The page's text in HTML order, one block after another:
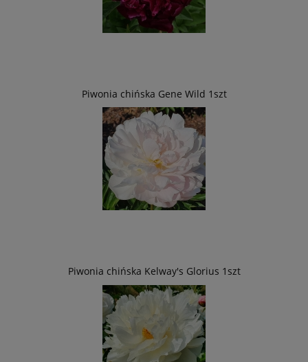
Piwonia chińska Gene Wild 1szt
Piwonia chińska Kelway's Glorius 1szt